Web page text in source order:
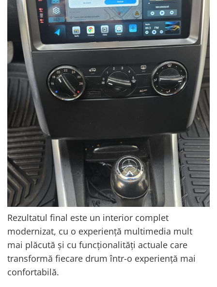
Rezultatul final este un interior complet
modernizat, cu o experiență multimedia mult
mai plăcută și cu funcționalități actuale care
transformă fiecare drum într-o experiență mai
confortabilă.